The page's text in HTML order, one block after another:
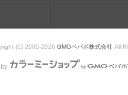
(C) 2005-2026 GMOペパボ株式会社 All
by